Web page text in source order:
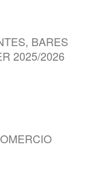
BARES
2025/2026